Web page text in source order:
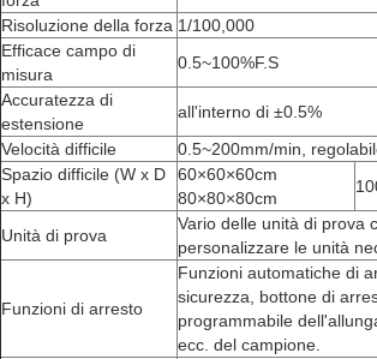
Risoluzione della forza 1/100,000
Efficace campo di
misura
0.5~100%F.S
Accuratezza di
estensione
all'interno di ±0.5%
Velocità difficile
0.5~200mm/min,
Spazio difficile (W x D
x H)
60×60×60cm
80×80×80cm
Unità di prova
Vario delle unità di prova
personalizzare le unità
Funzioni di arresto
Funzioni automatiche di
sicurezza, bottone di
programmabile
ecc. del campione.